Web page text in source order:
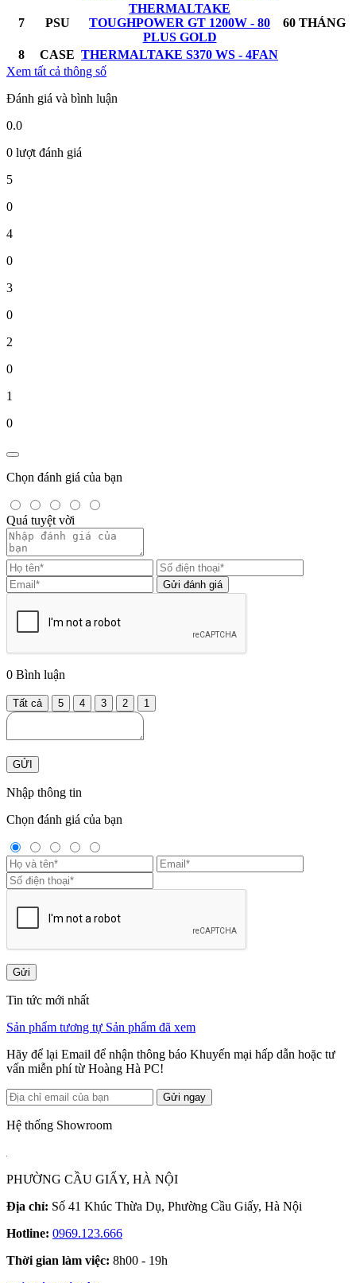
7 PSU
THERMALTAKE
TOUGHPOWER GT 1200W - 80
PLUS GOLD
60 THÁNG
8 CASE THERMALTAKE S370 WS - 4FAN
Xem tất cả thông số
Đánh giá và bình luận
0.0
0 lượt đánh giá
5
0
4
0
3
0
2
0
1
0
Chọn đánh giá của bạn
Quá tuyệt vời
Gửi đánh giá
0 Bình luận
Tất cả 5 4 3 2 1
GỬI
Nhập thông tin
Chọn đánh giá của bạn
Gửi
Tin tức mới nhất
Sản phẩm tương tự Sản phẩm đã xem
Hãy để lại Email để nhận thông báo Khuyến mại hấp dẫn hoặc tư
vấn miễn phí từ Hoàng Hà PC!
Gửi ngay
Hệ thống Showroom
PHƯỜNG CẦU GIẤY, HÀ NỘI
Địa chỉ: Số 41 Khúc Thừa Dụ, Phường Cầu Giấy, Hà Nội
Hotline: 0969.123.666
Thời gian làm việc: 8h00 - 19h